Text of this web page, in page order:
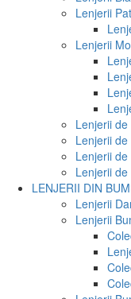
Lenjerii
Lenjerii
Lenjerii
Lenjerii
Lenjerii
Lenjerii
LENJERII DIN
Lenjerii
Lenjerii